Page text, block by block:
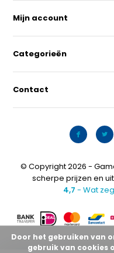
Mijn account
Categorieën
Contact
© Copyright 2026 -
scherpe prijzen en
4,7 - Wat
Door het gebruiken van
gebruik van cookies